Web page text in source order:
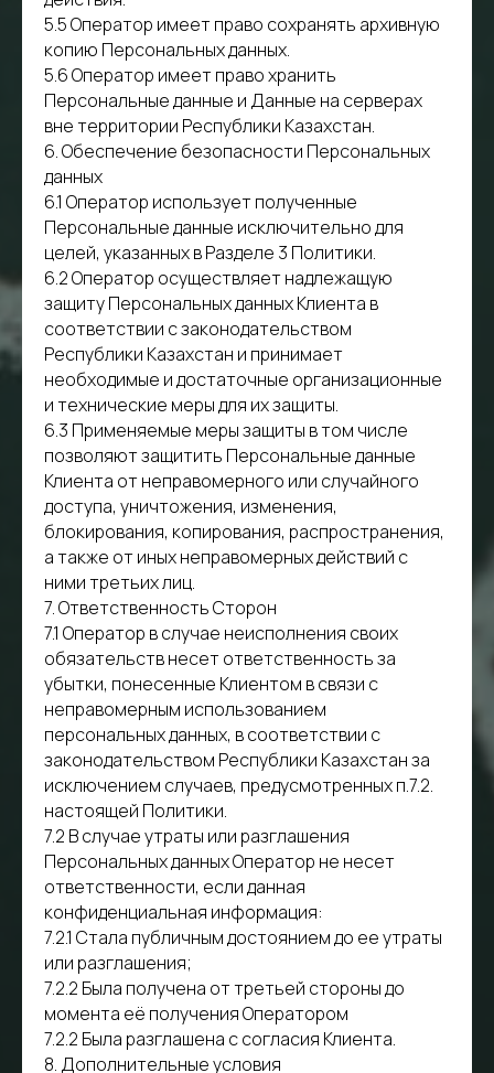
5.5 Оператор имеет право сохранять архивную
копию Персональных данных.
5.6 Оператор имеет право хранить
Персональные данные и Данные на серверах
вне территории Республики Казахстан.
6. Обеспечение безопасности Персональных
данных
6.1 Оператор использует полученные
Персональные данные исключительно для
целей, указанных в Разделе 3 Политики.
6.2 Оператор осуществляет надлежащую
защиту Персональных данных Клиента в
соответствии с законодательством
Республики Казахстан и принимает
необходимые и достаточные организационные
и технические меры для их защиты.
6.3 Применяемые меры защиты в том числе
позволяют защитить Персональные данные
Клиента от неправомерного или случайного
доступа, уничтожения, изменения,
блокирования, копирования, распространения,
а также от иных неправомерных действий с
ними третьих лиц.
7. Ответственность Сторон
7.1 Оператор в случае неисполнения своих
обязательств несет ответственность за
убытки, понесенные Клиентом в связи с
неправомерным использованием
персональных данных, в соответствии с
законодательством Республики Казахстан за
исключением случаев, предусмотренных п.7.2.
настоящей Политики.
7.2 В случае утраты или разглашения
Персональных данных Оператор не несет
ответственности, если данная
конфиденциальная информация:
7.2.1 Стала публичным достоянием до ее утраты
или разглашения;
7.2.2 Была получена от третьей стороны до
момента её получения Оператором
7.2.2 Была разглашена с согласия Клиента.
8. Дополнительные условия